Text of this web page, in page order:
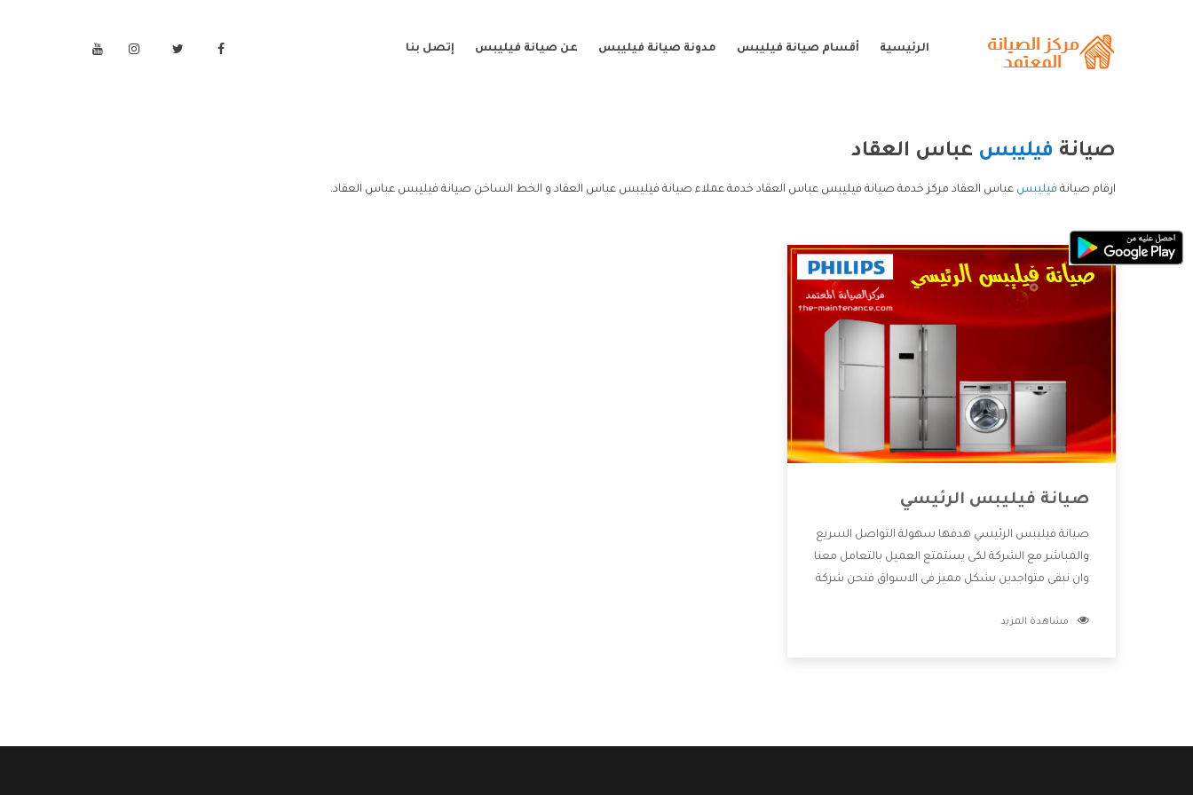
الرئيسية أقسام صيانة فيليبس مدونة صيانة فيليبس عن صيانة فيليبس إتصل بنا
صيانة فيليبس عباس العقاد
ارقام صيانة فيليبس عباس العقاد مركز خدمة صيانة فيليبس عباس العقاد خدمة عملاء صيانة فيليبس عباس العقاد و الخط الساخن صيانة فيليبس عباس العقاد.
صيانة فيليبس الرئيسي
صيانة فيليبس الرئيسي هدفها سهولة التواصل السريع
والمباشر مع الشركة لكى يستمتع العميل بالتعامل معنا
وان نبقى متواجدين بشكل مميز فى الاسواق فنحن شركة
بالخدمات التى تنفرد الشركة بها والتى تكون منها خدمة
مشاهدة المزيد